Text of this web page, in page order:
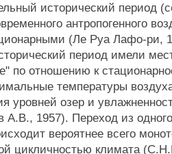
исторический период
антропогенного
(Ле Руа Лафо-ри,
период имели
по отношению к
температуры
уровней озер и
A.B., 1957). Переход из
вероятнее всего
цикличностью климата